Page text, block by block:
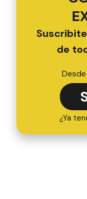
de
Desde
¿Ya